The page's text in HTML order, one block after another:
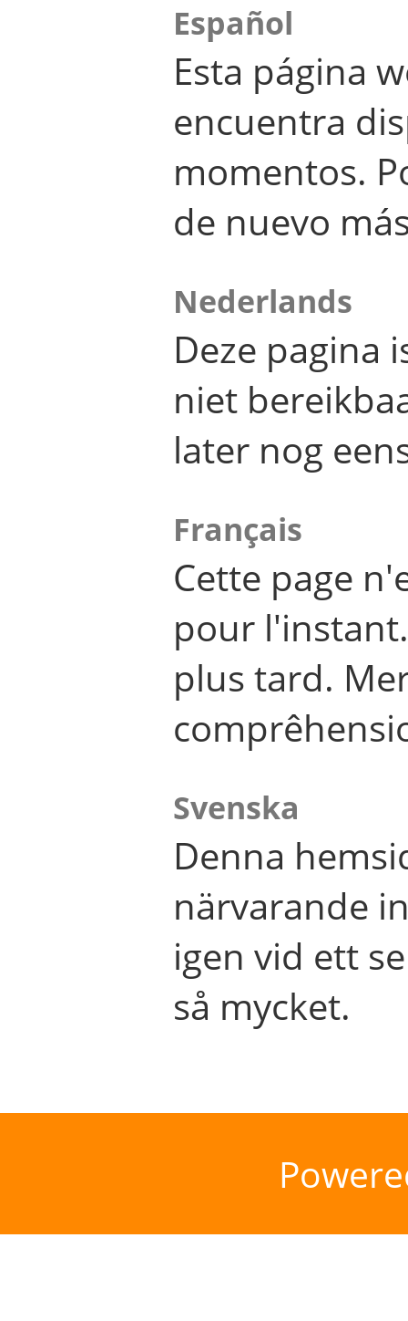
Español
Esta página
encuentra
momentos.
de nuevo
Nederlands
Deze pagina
niet
later nog
Français
Cette page
pour
plus tard.
Svenska
Denna
närvarande
igen vid ett
så mycket.